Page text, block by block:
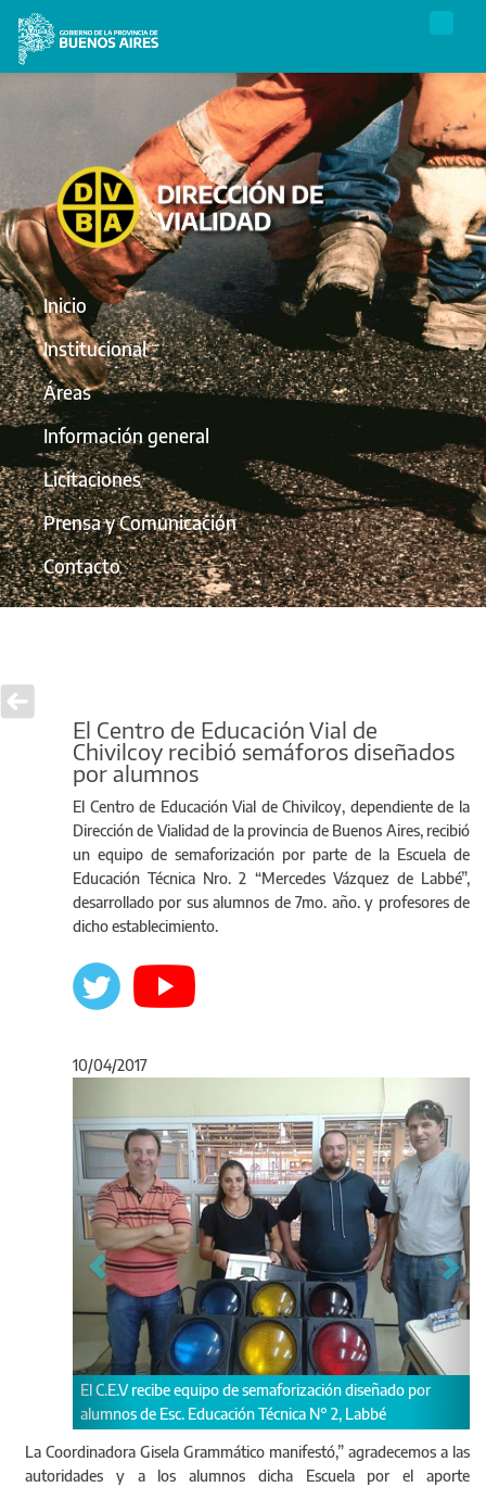
Inicio
Institucional
Áreas
Información general
Licitaciones
Prensa y Comunicación
Contacto
El Centro de Educación Vial de
Chivilcoy recibió semáforos diseñados
por alumnos
El Centro de Educación Vial de Chivilcoy, dependiente de la
Dirección de Vialidad de la provincia de Buenos Aires, recibió
un equipo de semaforización por parte de la Escuela de
Educación Técnica Nro. 2 “Mercedes Vázquez de Labbé”,
desarrollado por sus alumnos de 7mo. año. y profesores de
dicho establecimiento.
10/04/2017
El C.E.V recibe equipo de semaforización diseñado por
alumnos de Esc. Educación Técnica N° 2, Labbé
La Coordinadora Gisela Grammático manifestó,” agradecemos a las
autoridades y a los alumnos dicha Escuela por el aporte